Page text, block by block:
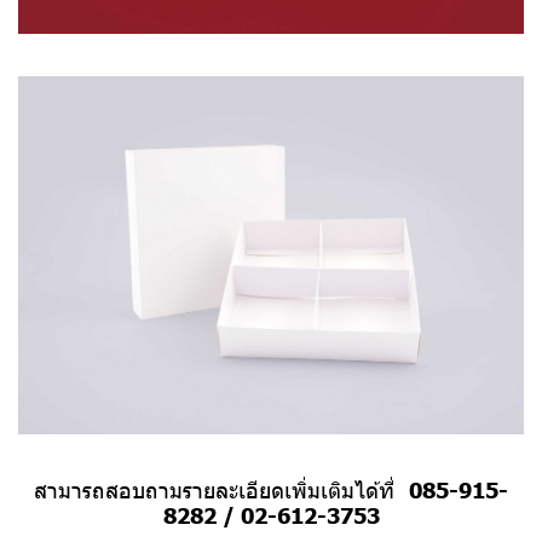
สามารถสอบถามรายละเอียดเพิ่มเติมได้ที่ 085-915-
8282/ 02-612-3753